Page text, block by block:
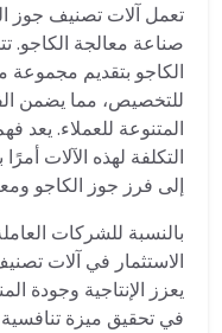
تعمل آلات تصنيف جوز
الكاجو بتقديم مجموعة
للتخصيص، مما يضمن
المتنوعة للعملاء.
التكلفة لهذه الآلات
إلى فرز جوز الكاجو
بالنسبة للشركات
الاستثمار في آلات
يعزز الإنتاجية وجودة
في تحقيق ميزة